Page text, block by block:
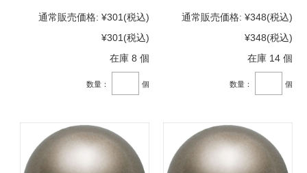
通常販売価格: ¥301 (税込)
¥301 (税込)
在庫 8 個
数量： 個
通常販売価格: ¥348(税込)
¥348(税込)
在庫 14 個
数量： 個